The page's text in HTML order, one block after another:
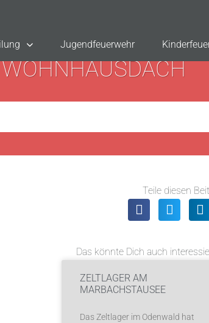
Jugendfeuerwehr
Teile diesen
Das könnte Dich auch
ZELTLAGER AM
MARBACHSTAUSEE
Das Zeltlager im Odenwald hat